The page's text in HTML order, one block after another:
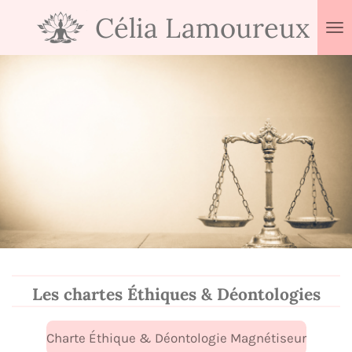
Passer
Célia Lamoureux
Les chartes Éthiques & Déontologies
Charte Éthique & Déontologie Magnétiseur